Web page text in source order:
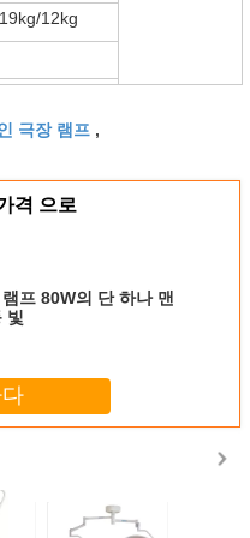
19kg/12kg
65kg/50kg
극장 램프 ,
격 으로
프 80W의 단 하나 맨
빛